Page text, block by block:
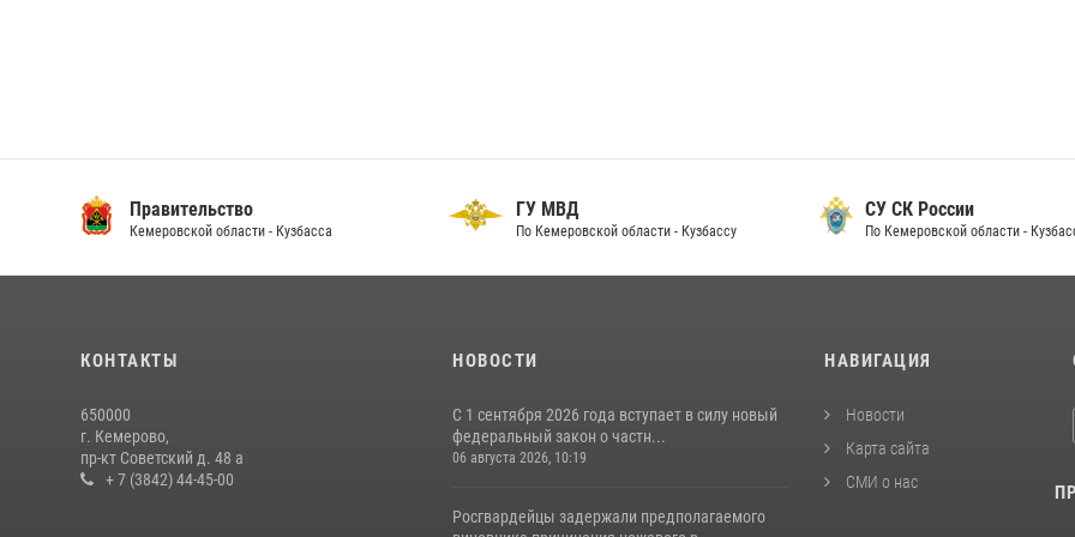
Правительство
Кемеровской области - Кузбасса
ГУ МВД
По Кемеровской области - Кузбассу
СУ СК России
По Кемеровской области -
КОНТАКТЫ
650000
г. Кемерово,
пр-кт Советский д. 48 а
+ 7 (3842) 44-45-00
НОВОСТИ
С 1 сентября 2026 года вступает в силу новый
федеральный закон о частн...
06 августа 2026, 10:19
Росгвардейцы задержали предполагаемого
НАВИГАЦИЯ
Новости
Карта сайта
СМИ о нас